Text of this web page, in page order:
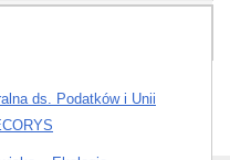
ds. Podatków i Unii